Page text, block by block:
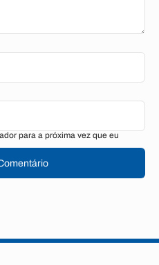
para a próxima vez que eu